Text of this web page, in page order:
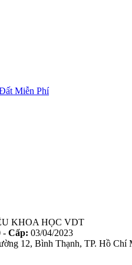
KHOA HỌC VDT
- Cấp: 03/04/2023
12, Bình Thạnh, TP. Hồ Chí